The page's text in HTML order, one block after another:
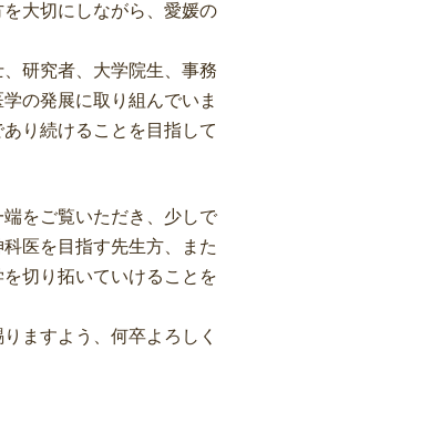
大切にしながら、愛媛の
研究者、大学院生、事務
の発展に取り組んでいま
り続けることを目指して
をご覧いただき、少しで
医を目指す先生方、また
切り拓いていけることを
ますよう、何卒よろしく